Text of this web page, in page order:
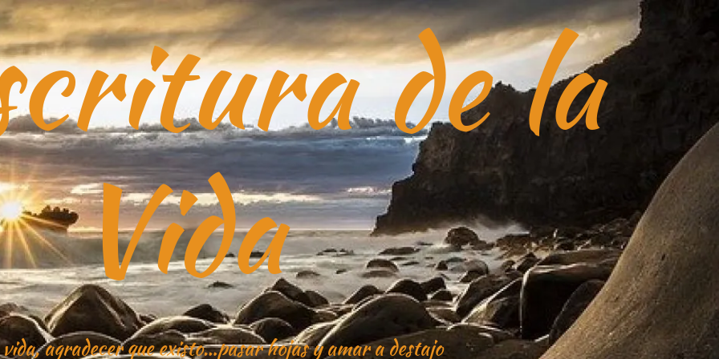
de la
Vida
agradecer que existo…pasar hojas y amar a destajo